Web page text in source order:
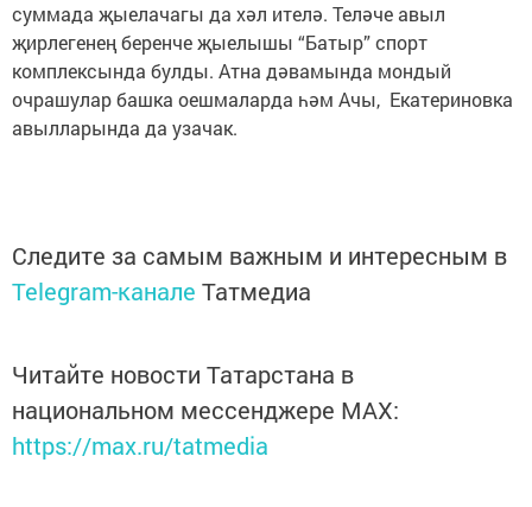
суммада җыелачагы да хәл ителә. Теләче авыл
җирлегенең беренче җыелышы “Батыр” спорт
комплексында булды. Атна дәвамында мондый
очрашулар башка оешмаларда һәм Ачы, Екатериновка
авылларында да узачак.
Следите за самым важным и интересным в
Telegram-канале Татмедиа
Читайте новости Татарстана в
национальном мессенджере MАХ:
https://max.ru/tatmedia